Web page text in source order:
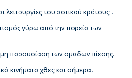
του αστικού κράτους .
γύρω από την πορεία των
παρουσίαση των ομάδων πίεσης.
κινήματα χθες και σήμερα.